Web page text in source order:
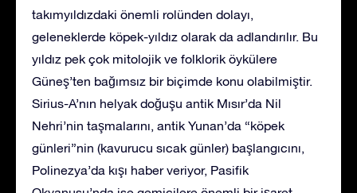
takımyıldızdaki önemli rolünden dolayı,
geleneklerde köpek-yıldız olarak da adlandırılır. Bu
yıldız pek çok mitolojik ve folklorik öykülere
Güneş’ten bağımsız bir biçimde konu olabilmiştir.
Sirius-A’nın helyak doğuşu antik Mısır’da Nil
Nehri’nin taşmalarını, antik Yunan’da “köpek
günleri”nin (kavurucu sıcak günler) başlangıcını,
Polinezya’da kışı haber veriyor, Pasifik